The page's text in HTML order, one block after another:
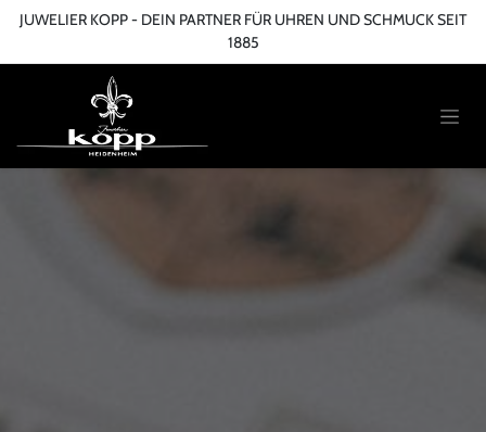
Zum Inhalt springen
JUWELIER KOPP - DEIN PARTNER FÜR UHREN UND SCHMUCK SEIT
1885